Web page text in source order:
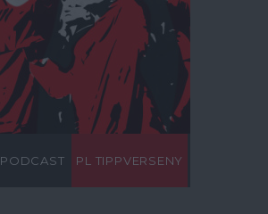
PODCAST PL TIPPVERSENY